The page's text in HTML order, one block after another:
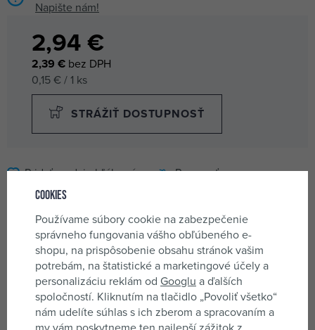
Napište nám!
2,94 €
2,39 € bez DPH
0,15 € / 1 ks
STRÁŽIŤ DOSTUPNOSŤ
Pridať medzi obľúbené Porovnať
Ďalších 5 variantov
klinok drevo 150*25*25-
1mm 8ks 963185 /
37200
2,47 €
skladom 4 ks
klinok drevo 55*20*6-
2,60 €
Cookies
Používame súbory cookie na zabezpečenie
správneho fungovania vášho obľúbeného e-
shopu, na prispôsobenie obsahu stránok vašim
potrebám, na štatistické a marketingové účely a
personalizáciu reklám od Googlu a ďalších
spoločností. Kliknutím na tlačidlo „Povoliť všetko“
nám udelíte súhlas s ich zberom a spracovaním a